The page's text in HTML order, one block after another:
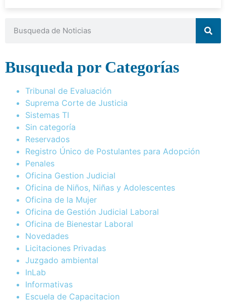
Busqueda por Categorías
Tribunal de Evaluación
Suprema Corte de Justicia
Sistemas TI
Sin categoría
Reservados
Registro Único de Postulantes para Adopción
Penales
Oficina Gestion Judicial
Oficina de Niños, Niñas y Adolescentes
Oficina de la Mujer
Oficina de Gestión Judicial Laboral
Oficina de Bienestar Laboral
Novedades
Licitaciones Privadas
Juzgado ambiental
InLab
Informativas
Escuela de Capacitacion